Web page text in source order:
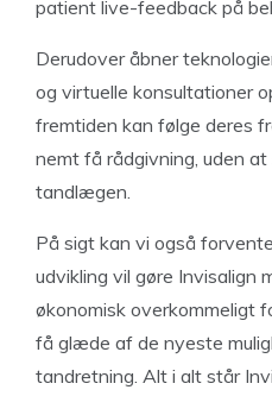
patient live-feedback på
Derudover åbner
og virtuelle konsultationer
fremtiden kan følge deres
nemt få rådgivning, uden
tandlægen.
På sigt kan vi også
udvikling vil gøre Invisalign
økonomisk overkommeligt
få glæde af de nyeste
tandretning. Alt i alt står